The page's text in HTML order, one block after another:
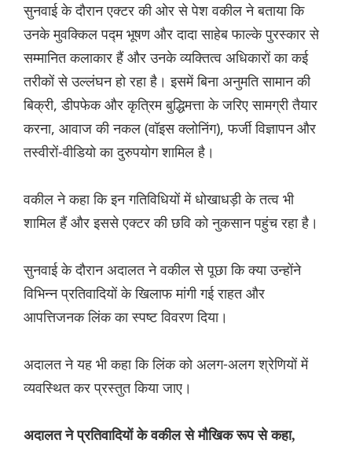
सुनवाई के दौरान एक्टर की ओर से पेश वकील ने बताया कि
उनके मुवक्किल पद्म भूषण और दादा साहेब फाल्के पुरस्कार से
सम्मानित कलाकार हैं और उनके व्यक्तित्व अधिकारों का कई
तरीकों से उल्लंघन हो रहा है। इसमें बिना अनुमति सामान की
बिक्री, डीपफेक और कृत्रिम बुद्धिमत्ता के जरिए सामग्री तैयार
करना, आवाज की नकल (वॉइस क्लोनिंग), फर्जी विज्ञापन और
तस्वीरों-वीडियो का दुरुपयोग शामिल है।
वकील ने कहा कि इन गतिविधियों में धोखाधड़ी के तत्व भी
शामिल हैं और इससे एक्टर की छवि को नुकसान पहुंच रहा है।
सुनवाई के दौरान अदालत ने वकील से पूछा कि क्या उन्होंने
विभिन्न प्रतिवादियों के खिलाफ मांगी गई राहत और
आपत्तिजनक लिंक का स्पष्ट विवरण दिया।
अदालत ने यह भी कहा कि लिंक को अलग-अलग श्रेणियों में
व्यवस्थित कर प्रस्तुत किया जाए।
अदालत ने प्रतिवादियों के वकील से मौखिक रूप से कहा,